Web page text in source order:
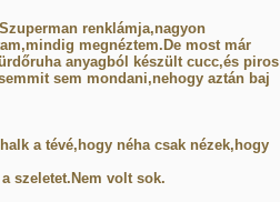
renklámja,nagyon
megnéztem.De most már
anyagból készült cucc,és piros
sem mondani,nehogy aztán baj
a tévé,hogy néha csak nézek,hogy
szeletet.Nem volt sok.